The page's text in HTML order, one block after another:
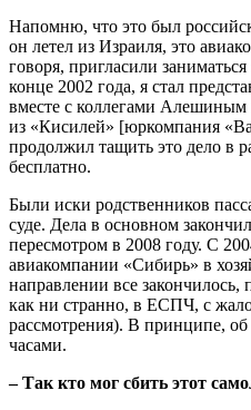
Напомню, что это был
он летел из Израиля, это
говоря, пригласили
конце 2002 года, я стал
вместе с коллегами
из «Кисилей» [юркомпания
продолжил тащить это дело в
бесплатно.
Были иски родственников
суде. Дела в основном
пересмотром в 2008 году. С
авиакомпании «Сибирь» в
направлении все
как ни странно, в ЕСПЧ, с
рассмотрения). В принципе,
часами.
– Так кто мог сбить этот